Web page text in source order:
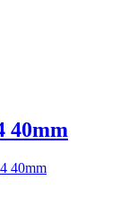
40mm